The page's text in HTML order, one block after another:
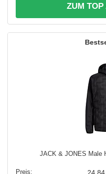
ZUM
JACK & JONES Male